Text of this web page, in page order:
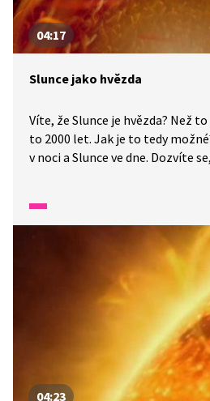
04:17
Slunce jako hvězda
Víte, že Slunce je hvězda? Než
to 2000 let. Jak je to tedy
v noci a Slunce ve dne. Dozvíte
04:23